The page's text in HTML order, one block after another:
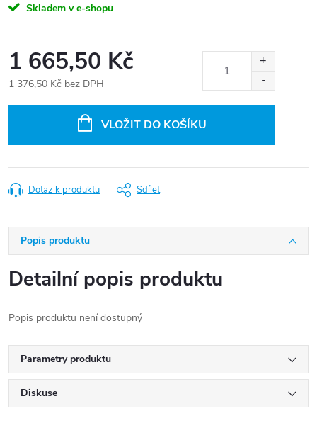
Skladem v e-shopu
1 665,50 Kč
1 376,50 Kč bez DPH
VLOŽIT DO KOŠÍKU
Dotaz k produktu Sdílet
Popis produktu
Detailní popis produktu
Popis produktu není dostupný
Parametry produktu
Diskuse